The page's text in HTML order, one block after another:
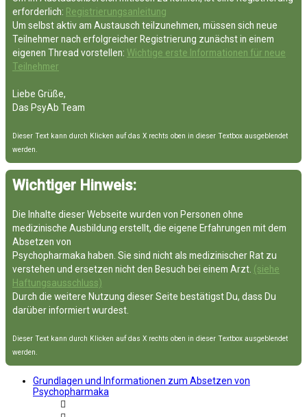
erforderlich: Registrierungsanleitung
Um selbst aktiv am Austausch teilzunehmen, müssen sich neue
Teilnehmer nach erfolgreicher Registrierung zunächst in einem
eigenen Thread vorstellen: Wichtige erste Informationen für neue
Teilnehmer
Liebe Grüße,
Das PsyAb Team
Dieser Text kann durch Klicken auf das X rechts oben in dieser Textbox ausgeblendet
werden.
Wichtiger Hinweis:
Die Inhalte dieser Webseite wurden von Personen ohne
medizinische Ausbildung erstellt, die eigene Erfahrungen mit dem
Absetzen von
Psychopharmaka haben. Sie sind nicht als medizinischer Rat zu
verstehen und ersetzen nicht den Besuch bei einem Arzt. (siehe
Haftungsausschluss)
Durch die weitere Nutzung dieser Seite bestätigst Du, dass Du
darüber informiert wurdest.
Dieser Text kann durch Klicken auf das X rechts oben in dieser Textbox ausgeblendet
werden.
Grundlagen und Informationen zum Absetzen von
Psychopharmaka